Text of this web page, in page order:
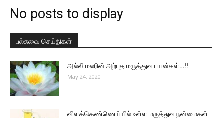
No posts to display
பல்சுவை செய்திகள்
அல்லி மலரின் அற்புத மருத்துவ பயன்கள்…!!
May 24, 2020
விளக்கெண்ணெய்யில் உள்ள மருத்துவ நன்மைகள்